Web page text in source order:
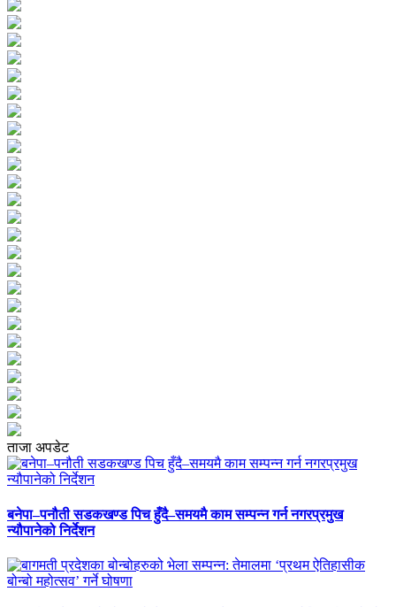
ताजा अपडेट
बनेपा–पनौती सडकखण्ड पिच हुँदै–समयमै काम सम्पन्न गर्न नगरप्रमुख
न्यौपानेको निर्देशन